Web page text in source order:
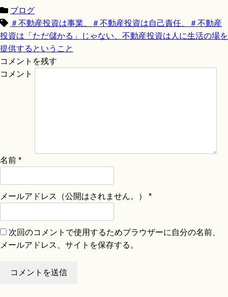
ブログ
＃不動産投資は事業、＃不動産投資は自己責任、＃不動産
投資は「ただ儲かる」じゃない、不動産投資は人に生活の場を
提供するということ
コメントを残す
コメント
名前 *
メールアドレス（公開はされません。） *
次回のコメントで使用するためブラウザーに自分の名前、
メールアドレス、サイトを保存する。